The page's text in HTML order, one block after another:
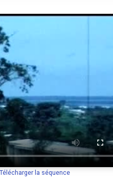
Télécharger la séquence